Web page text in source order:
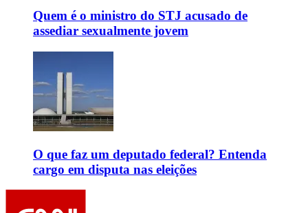
Quem é o ministro do STJ acusado de
assediar sexualmente jovem
O que faz um deputado federal? Entenda
cargo em disputa nas eleições